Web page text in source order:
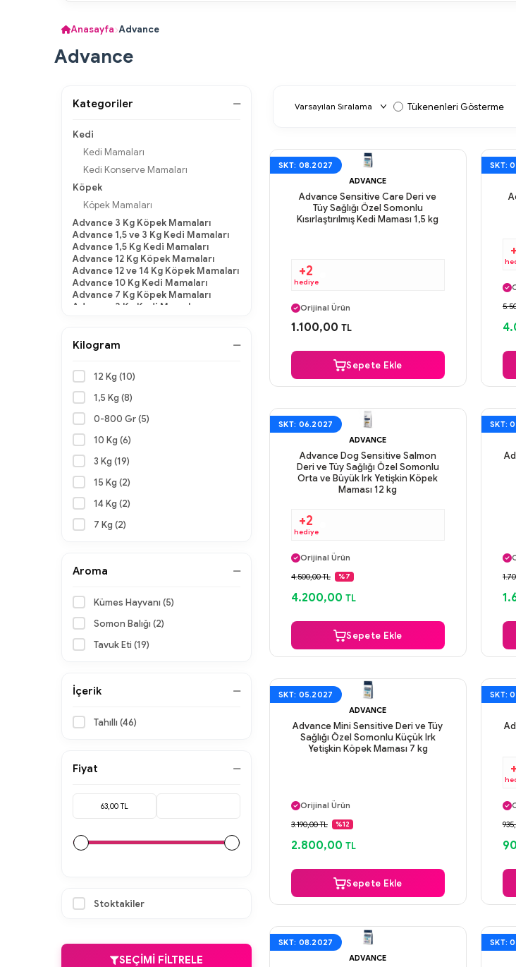
Anasayfa Advance
Advance
Kategoriler
Kedi
Kedi Mamaları
Kedi Konserve Mamaları
Köpek
Köpek Mamaları
Advance 3 Kg Köpek Mamaları
Advance 1,5 ve 3 Kg Kedi Mamaları
Advance 1,5 Kg Kedi Mamaları
Advance 12 Kg Köpek Mamaları
Advance 12 ve 14 Kg Köpek Mamaları
Advance 10 Kg Kedi Mamaları
Advance 7 Kg Köpek Mamaları
Advance 3 Kg Kedi Mamaları
Bonus Paket Kuru Mamalar
Kilogram
12 Kg (10)
1,5 Kg (8)
0-800 Gr (5)
10 Kg (6)
3 Kg (19)
15 Kg (2)
14 Kg (2)
7 Kg (2)
Aroma
Kümes Hayvanı (5)
Somon Balığı (2)
Tavuk Eti (19)
İçerik
Tahıllı (46)
Fiyat
Stoktakiler
SEÇIMI FILTRELE
Tükenenleri Gösterme
SKT: 08.2027
ADVANCE
Advance Sensitive Care Deri ve
Tüy Sağlığı Özel Somonlu
Kısırlaştırılmış Kedi Maması 1,5 kg
+2
hediye
Orijinal Ürün
Güvenli Ödeme
1.100,00 TL
Sepete Ekle
SKT:
SKT: 06.2027
ADVANCE
Advance Dog Sensitive Salmon
Deri ve Tüy Sağlığı Özel Somonlu
Orta ve Büyük Irk Yetişkin Köpek
Maması 12 kg
+2
hediye
Orijinal Ürün
Güvenli Ödeme
4.500,00 TL %7
4.200,00 TL
Sepete Ekle
SKT:
SKT: 05.2027
ADVANCE
Advance Mini Sensitive Deri ve Tüy
Sağlığı Özel Somonlu Küçük Irk
Yetişkin Köpek Maması 7 kg
Orijinal Ürün
Güvenli Ödeme
3.190,00 TL %12
2.800,00 TL
Sepete Ekle
SKT:
SKT: 08.2027
ADVANCE
SKT: